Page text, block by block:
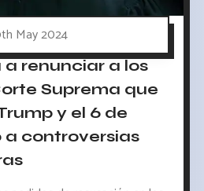
May 2024
a renunciar a los
Suprema que
y el 6 de
a controversias